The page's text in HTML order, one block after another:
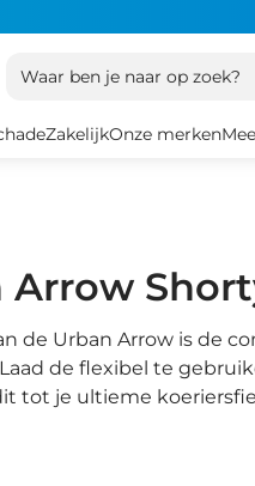
Waar ben je naar op zoek?
ZakelijkOnze merken
Arrow
de Urban Arrow is de
de flexibel te
tot je ultieme